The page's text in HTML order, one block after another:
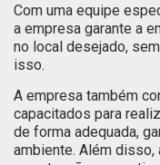
Com uma equipe
a empresa garante a
no local desejado,
isso.
A empresa também
capacitados para
de forma adequada,
ambiente. Além